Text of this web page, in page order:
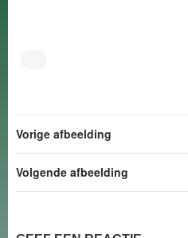
Vorige afbeelding
Volgende afbeelding